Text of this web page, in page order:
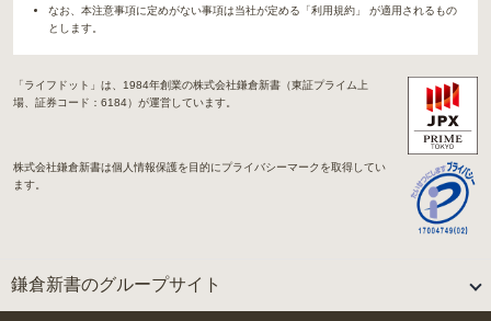
なお、本注意事項に定めがない事項は当社が定める「利用規約」 が適用されるもの
とします。
「ライフドット」は、1984年創業の株式会社鎌倉新書（東証プライム上
場、証券コード：6184）が運営しています。
株式会社鎌倉新書は個人情報保護を目的にプライバシーマークを取得してい
ます。
鎌倉新書のグループサイト